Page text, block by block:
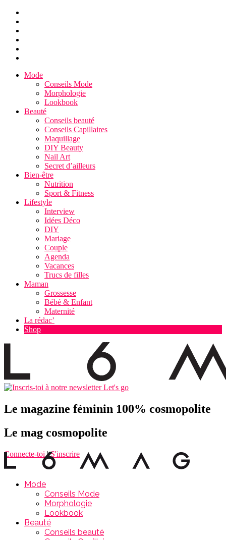
Mode
Conseils Mode
Morphologie
Lookbook
Beauté
Conseils beauté
Conseils Capillaires
Maquillage
DIY Beauty
Nail Art
Secret d’ailleurs
Bien-être
Nutrition
Sport & Fitness
Lifestyle
Interview
Idées Déco
DIY
Mariage
Couple
Agenda
Vacances
Trucs de filles
Maman
Grossesse
Bébé & Enfant
Maternité
La rédac’
Shop
Let's go
Le magazine féminin 100% cosmopolite
Le mag cosmopolite
Connecte-toi|S'inscrire
Mode
Conseils Mode
Morphologie
Lookbook
Beauté
Conseils beauté